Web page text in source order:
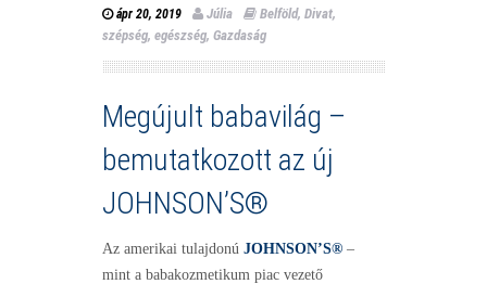
ápr 20, 2019 Júlia Belföld, Divat,
szépség, egészség, Gazdaság
Megújult babavilág –
bemutatkozott az új
JOHNSON’S®
Az amerikai tulajdonú JOHNSON’S® –
mint a babakozmetikum piac vezető